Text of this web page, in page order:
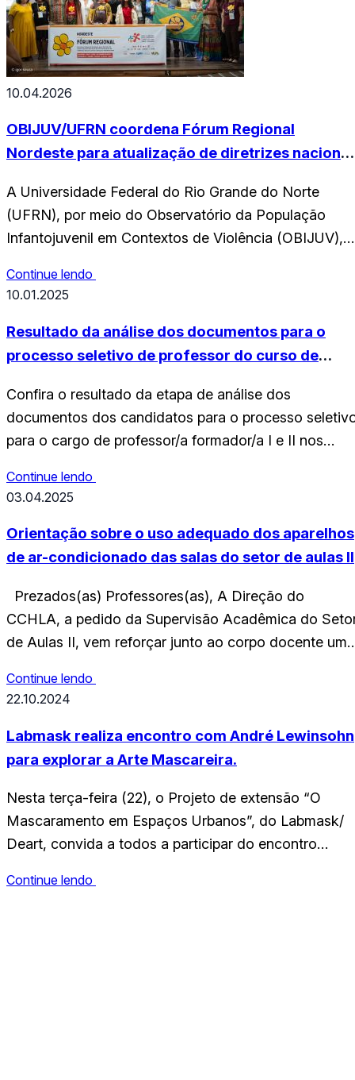
10.04.2026
OBIJUV/UFRN coordena Fórum Regional
Nordeste para atualização de diretrizes
A Universidade Federal do Rio Grande do Norte
(UFRN), por meio do Observatório da População
Infantojuvenil em Contextos de Violência (OBIJUV),
Recife, o Fórum Regional Nordeste. O encontro
Decenal Nacional de Enfrentamento da…
Continue lendo
10.01.2025
Resultado da análise dos documentos para o
processo seletivo de professor do curso de
Confira o resultado da etapa de análise dos
documentos dos candidatos para o processo
para o cargo de professor/a formador/a I e II nos
em Educação Intercultural Indígena. Confira o
Continue lendo
03.04.2025
Orientação sobre o uso adequado dos aparelhos
de ar-condicionado das salas do setor de aulas II
Prezados(as) Professores(as), A Direção do
CCHLA, a pedido da Supervisão Acadêmica do
de Aulas II, vem reforçar junto ao corpo docente uma
de ar-condicionado nas salas de aula do setor II.
técnicos em aparelhos de algumas salas (G1, B1 e
causados…
Continue lendo
22.10.2024
Labmask realiza encontro com André Lewinsohn
para explorar a Arte Mascareira.
Nesta terça-feira (22), o Projeto de extensão “O
Mascaramento em Espaços Urbanos”, do Labmask/
Deart, convida a todos a participar do encontro
uma conversa especial com o mascareiro André
Continue lendo